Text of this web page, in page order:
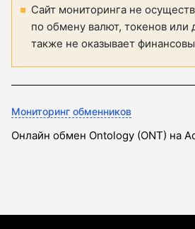
Сайт мониторинга не
по обмену валют, токенов или
также не оказывает
Мониторинг обменников
Онлайн обмен Ontology (ONT) на